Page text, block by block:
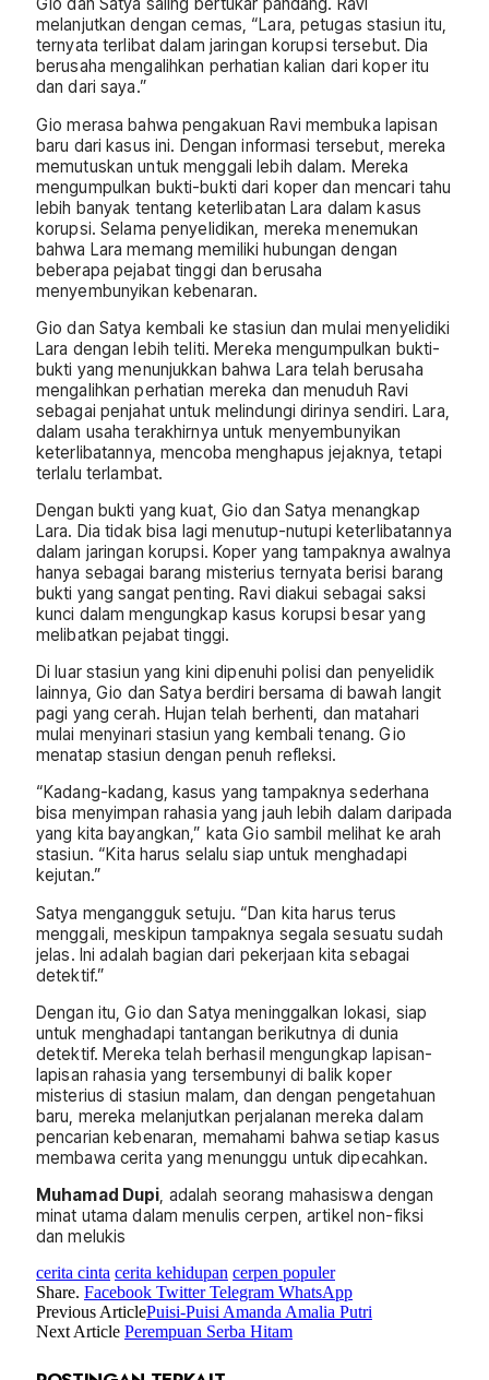
Gio dan Satya saling bertukar pandang. Ravi
melanjutkan dengan cemas, “Lara, petugas stasiun itu,
ternyata terlibat dalam jaringan korupsi tersebut. Dia
berusaha mengalihkan perhatian kalian dari koper itu
dan dari saya.”
Gio merasa bahwa pengakuan Ravi membuka lapisan
baru dari kasus ini. Dengan informasi tersebut, mereka
memutuskan untuk menggali lebih dalam. Mereka
mengumpulkan bukti-bukti dari koper dan mencari tahu
lebih banyak tentang keterlibatan Lara dalam kasus
korupsi. Selama penyelidikan, mereka menemukan
bahwa Lara memang memiliki hubungan dengan
beberapa pejabat tinggi dan berusaha
menyembunyikan kebenaran.
Gio dan Satya kembali ke stasiun dan mulai menyelidiki
Lara dengan lebih teliti. Mereka mengumpulkan bukti-
bukti yang menunjukkan bahwa Lara telah berusaha
mengalihkan perhatian mereka dan menuduh Ravi
sebagai penjahat untuk melindungi dirinya sendiri. Lara,
dalam usaha terakhirnya untuk menyembunyikan
keterlibatannya, mencoba menghapus jejaknya, tetapi
terlalu terlambat.
Dengan bukti yang kuat, Gio dan Satya menangkap
Lara. Dia tidak bisa lagi menutup-nutupi keterlibatannya
dalam jaringan korupsi. Koper yang tampaknya awalnya
hanya sebagai barang misterius ternyata berisi barang
bukti yang sangat penting. Ravi diakui sebagai saksi
kunci dalam mengungkap kasus korupsi besar yang
melibatkan pejabat tinggi.
Di luar stasiun yang kini dipenuhi polisi dan penyelidik
lainnya, Gio dan Satya berdiri bersama di bawah langit
pagi yang cerah. Hujan telah berhenti, dan matahari
mulai menyinari stasiun yang kembali tenang. Gio
menatap stasiun dengan penuh refleksi.
“Kadang-kadang, kasus yang tampaknya sederhana
bisa menyimpan rahasia yang jauh lebih dalam daripada
yang kita bayangkan,” kata Gio sambil melihat ke arah
stasiun. “Kita harus selalu siap untuk menghadapi
kejutan.”
Satya mengangguk setuju. “Dan kita harus terus
menggali, meskipun tampaknya segala sesuatu sudah
jelas. Ini adalah bagian dari pekerjaan kita sebagai
detektif.”
Dengan itu, Gio dan Satya meninggalkan lokasi, siap
untuk menghadapi tantangan berikutnya di dunia
detektif. Mereka telah berhasil mengungkap lapisan-
lapisan rahasia yang tersembunyi di balik koper
misterius di stasiun malam, dan dengan pengetahuan
baru, mereka melanjutkan perjalanan mereka dalam
pencarian kebenaran, memahami bahwa setiap kasus
membawa cerita yang menunggu untuk dipecahkan.
Muhamad Dupi, adalah seorang mahasiswa dengan
minat utama dalam menulis cerpen, artikel non-fiksi
dan melukis
cerita cinta cerita kehidupan cerpen populer
Share. Facebook Twitter Telegram WhatsApp
Previous ArticlePuisi-Puisi Amanda Amalia Putri
Next Article Perempuan Serba Hitam